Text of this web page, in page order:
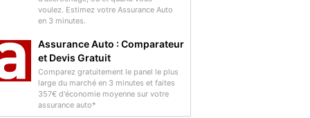
voulez. Estimez votre Assurance Auto
en 3 minutes.
Assurance Auto : Comparateur
et Devis Gratuit
Comparez gratuitement le panel le plus
large du marché en 3 minutes et faites
357€ d'économie moyenne sur votre
assurance auto*